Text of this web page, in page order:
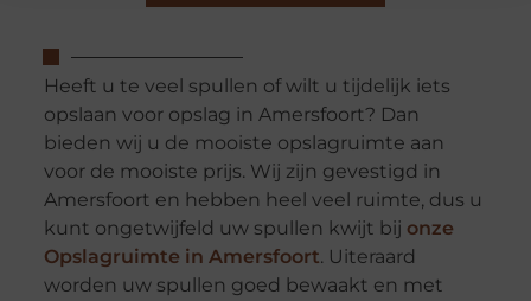
Heeft u te veel spullen of wilt u tijdelijk iets
opslaan voor opslag in Amersfoort? Dan
bieden wij u de mooiste opslagruimte aan
voor de mooiste prijs. Wij zijn gevestigd in
Amersfoort en hebben heel veel ruimte, dus u
kunt ongetwijfeld uw spullen kwijt bij onze
Opslagruimte in Amersfoort. Uiteraard
worden uw spullen goed bewaakt en met